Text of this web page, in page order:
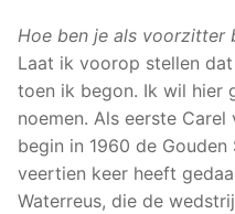
Hoe ben je als voorzitter
Laat ik voorop stellen
toen ik begon. Ik wil hier
noemen. Als eerste
begin in 1960 de
veertien keer heeft
Waterreus, die de